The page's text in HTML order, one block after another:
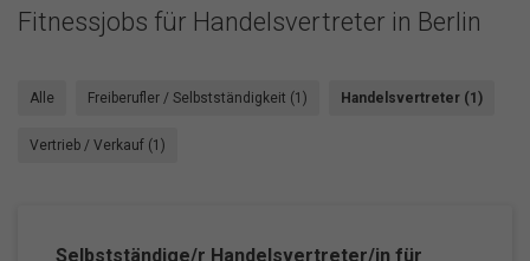
Fitnessjobs für Handelsvertreter in Berlin
Alle Freiberufler / Selbstständigkeit (1) Handelsvertreter (1)
Vertrieb / Verkauf (1)
Selbstständige/r Handelsvertreter/in für